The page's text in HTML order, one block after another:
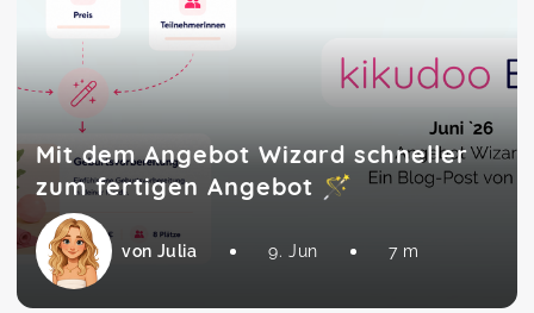
Mit dem Angebot Wizard schneller
zum fertigen Angebot 🪄
von Julia 9. Jun 7 m